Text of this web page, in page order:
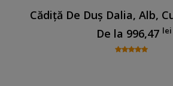
Cădiță De Duș Dalia, Alb,
De la 996,47 lei